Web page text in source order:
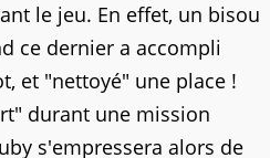
le jeu. En effet, un bisou
ce dernier a accompli
et "nettoyé" une place !
durant une mission
s'empressera alors de